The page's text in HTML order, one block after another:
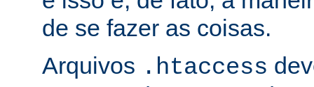
de se fazer as coisas.
Arquivos .htaccess